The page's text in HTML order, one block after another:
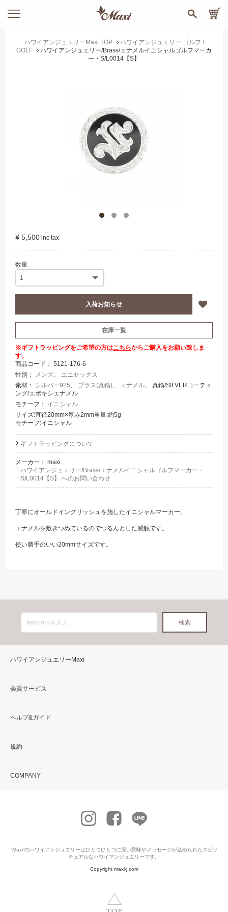
ハワイアンジュエリーMaxi TOP
ハワイアンジュエリー ゴルフ /
GOLF
ハワイアンジュエリー/Brass/エナメルイニシャルゴルフマーカ
ー・S/L0014【S】
¥ 5,500
在庫一覧
※ギフトラッピングをご希望の方はこちらからご購入をお願い致しま
す。
商品コード： 5121-176-6
性別：
メンズ、 ユニセックス
素材： シルバー925、 ブラス(真鍮)、 エナメル、 真鍮/SILVERコーティ
ング/エポキシエナメル
モチーフ： イニシャル
サイズ:直径20mm×厚み2mm重量:約5g
モチーフ:イニシャル
ギフトラッピングについて
メーカー： maxi
ハワイアンジュエリー/Brass/エナメルイニシャルゴルフマーカー・
S/L0014【S】 へのお問い合わせ
丁寧にオールドイングリッシュを施したイニシャルマーカー。
エナメルを敷きつめているのでつるんとした感触です。
使い勝手のいい20mmサイズです。
ハワイアンジュエリーMaxi
会員サービス
ヘルプ&ガイド
規約
COMPANY
“Maxi”のハワイアンジュエリーはひとつひとつに深い意味やメッセージが込められたスピリ
チュアルなハワイアンジュエリーです。
Copyright maxi-j.com